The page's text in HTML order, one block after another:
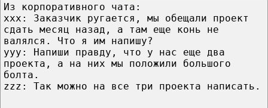
Из корпоративного чата:
ххх: Заказчик ругается, мы обещали проект
сдать месяц назад, а там еще конь не
валялся. Что я им напишу?
ууу: Напиши правду, что у нас еще два
проекта, а на них мы положили большого
болта.
zzz: Так можно на все три проекта написать.